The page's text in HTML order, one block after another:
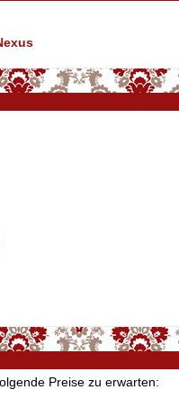
Preise zu erwarten: